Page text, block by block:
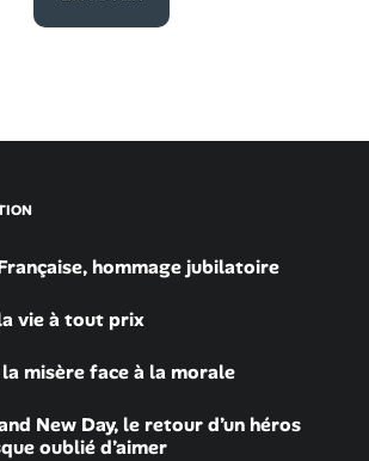
hommage jubilatoire
vie à tout prix
la misère face à la morale
New Day, le retour d’un héros
oublié d’aimer